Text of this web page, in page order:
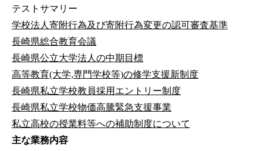
テストサマリー
学校法人寄附行為及び寄附行為変更の認可審査基準
長崎県総合教育会議
長崎県公立大学法人の中期目標
高等教育(大学,専門学校等)の修学支援新制度
長崎県私立学校教員採用エントリー制度
長崎県私立学校物価高騰緊急支援事業
私立高校の授業料等への補助制度について
主な業務内容